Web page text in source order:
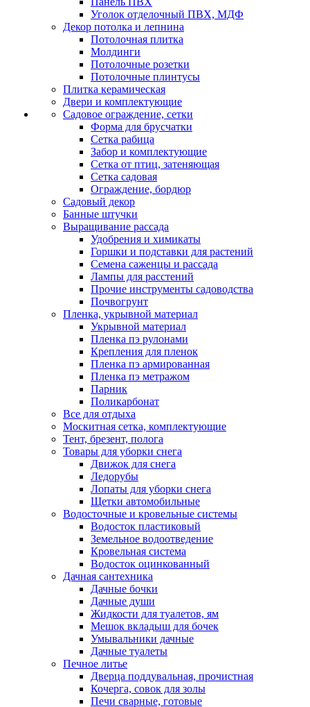
Уголок отделочный ПВХ, МДФ
Декор потолка и лепнина
Потолочная плитка
Молдинги
Потолочные розетки
Потолочные плинтусы
Плитка керамическая
Двери и комплектующие
Садовое ограждение, сетки
Форма для брусчатки
Сетка рабица
Забор и комплектующие
Сетка от птиц, затеняющая
Сетка садовая
Ограждение, бордюр
Садовый декор
Банные штучки
Выращивание рассада
Удобрения и химикаты
Горшки и подставки для растений
Семена саженцы и рассада
Лампы для расстений
Прочие инструменты садоводства
Почвогрунт
Пленка, укрывной материал
Укрывной материал
Пленка пэ рулонами
Крепления для пленок
Пленка пэ армированная
Пленка пэ метражом
Парник
Поликарбонат
Все для отдыха
Москитная сетка, комплектующие
Тент, брезент, полога
Товары для уборки снега
Движок для снега
Ледорубы
Лопаты для уборки снега
Щетки автомобильные
Водосточные и кровельные системы
Водосток пластиковый
Земельное водоотведение
Кровельная система
Водосток оцинкованный
Дачная сантехника
Дачные бочки
Дачные души
Жидкости для туалетов, ям
Мешок вкладыш для бочек
Умывальники дачные
Дачные туалеты
Печное литье
Дверца поддувальная, прочистная
Кочерга, совок для золы
Печи сварные, готовые